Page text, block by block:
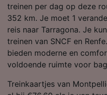
treinen per dag op deze
352 km. Je moet 1
reis naar Tarragona. Je
treinen van SNCF en
bieden moderne en
voldoende ruimte voor
Treinkaartjes van